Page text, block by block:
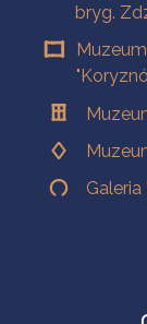
bryg.
Galeria